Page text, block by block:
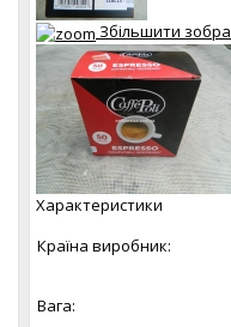
Збільшити
Характеристики
Країна виробник:
Вага: